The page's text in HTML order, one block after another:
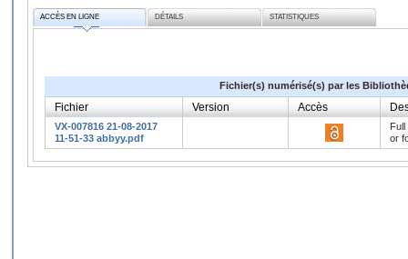
ACCÈS EN LIGNE DÉTAILS STATISTIQUES
Fichier(s) numérisé(s) par les
Fichier Version Accès
VX-007816 21-08-2017
11-51-33 abbyy.pdf
or